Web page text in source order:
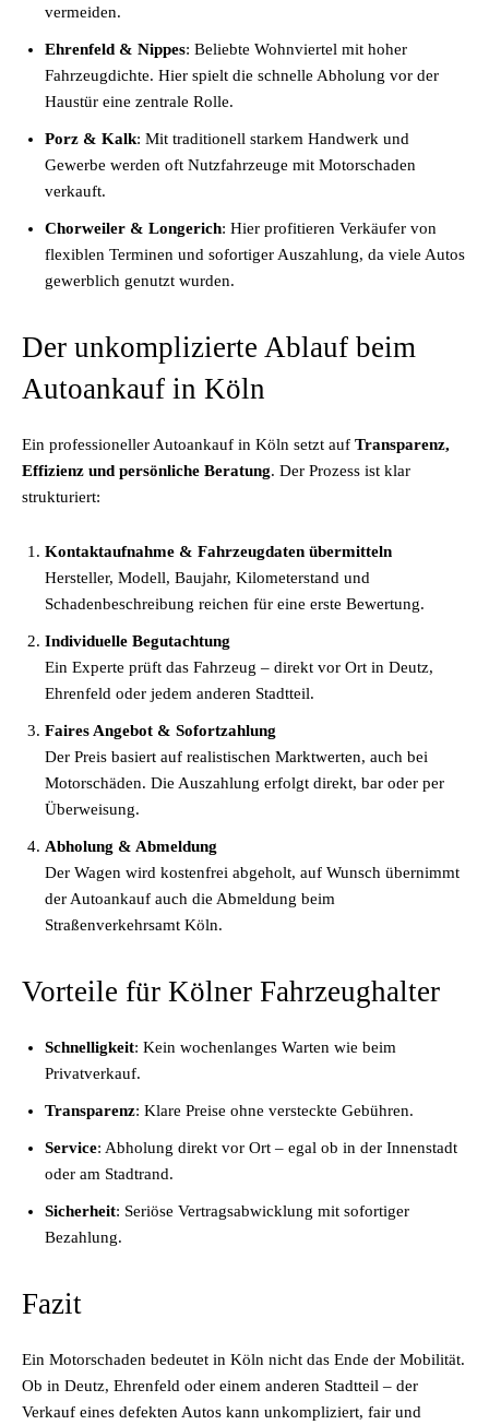
vermeiden.
Ehrenfeld & Nippes: Beliebte Wohnviertel mit hoher
Fahrzeugdichte. Hier spielt die schnelle Abholung vor der
Haustür eine zentrale Rolle.
Porz & Kalk: Mit traditionell starkem Handwerk und
Gewerbe werden oft Nutzfahrzeuge mit Motorschaden
verkauft.
Chorweiler & Longerich: Hier profitieren Verkäufer von
flexiblen Terminen und sofortiger Auszahlung, da viele Autos
gewerblich genutzt wurden.
Der unkomplizierte Ablauf beim
Autoankauf in Köln
Ein professioneller Autoankauf in Köln setzt auf Transparenz,
Effizienz und persönliche Beratung. Der Prozess ist klar
strukturiert:
Kontaktaufnahme & Fahrzeugdaten übermitteln
Hersteller, Modell, Baujahr, Kilometerstand und
Schadenbeschreibung reichen für eine erste Bewertung.
Individuelle Begutachtung
Ein Experte prüft das Fahrzeug – direkt vor Ort in Deutz,
Ehrenfeld oder jedem anderen Stadtteil.
Faires Angebot & Sofortzahlung
Der Preis basiert auf realistischen Marktwerten, auch bei
Motorschäden. Die Auszahlung erfolgt direkt, bar oder per
Überweisung.
Abholung & Abmeldung
Der Wagen wird kostenfrei abgeholt, auf Wunsch übernimmt
der Autoankauf auch die Abmeldung beim
Straßenverkehrsamt Köln.
Vorteile für Kölner Fahrzeughalter
Schnelligkeit: Kein wochenlanges Warten wie beim
Privatverkauf.
Transparenz: Klare Preise ohne versteckte Gebühren.
Service: Abholung direkt vor Ort – egal ob in der Innenstadt
oder am Stadtrand.
Sicherheit: Seriöse Vertragsabwicklung mit sofortiger
Bezahlung.
Fazit
Ein Motorschaden bedeutet in Köln nicht das Ende der Mobilität.
Ob in Deutz, Ehrenfeld oder einem anderen Stadtteil – der
Verkauf eines defekten Autos kann unkompliziert, fair und